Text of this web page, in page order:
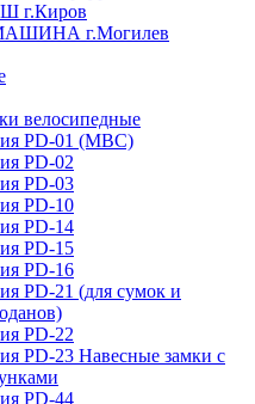
г.Киров
г.Могилев
велосипедные
PD-01 (МВС)
PD-02
PD-03
PD-10
PD-14
PD-15
PD-16
PD-21 (для сумок и
PD-22
PD-23 Навесные замки с
PD-44